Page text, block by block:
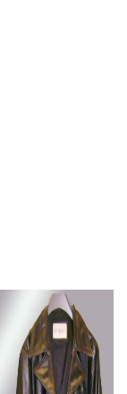
82
ZH